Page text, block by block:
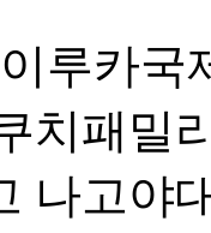
루카국
치패밀
나고야